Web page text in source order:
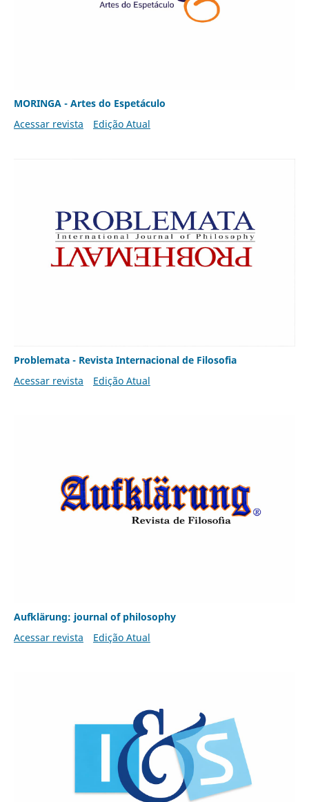
MORINGA - Artes do Espetáculo
Acessar revista
Edição Atual
Problemata - Revista Internacional de Filosofia
Acessar revista
Edição Atual
Aufklärung: journal of philosophy
Acessar revista
Edição Atual